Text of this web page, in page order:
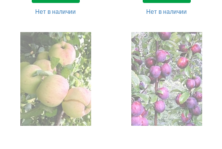
Нет в наличии
Нет в наличии